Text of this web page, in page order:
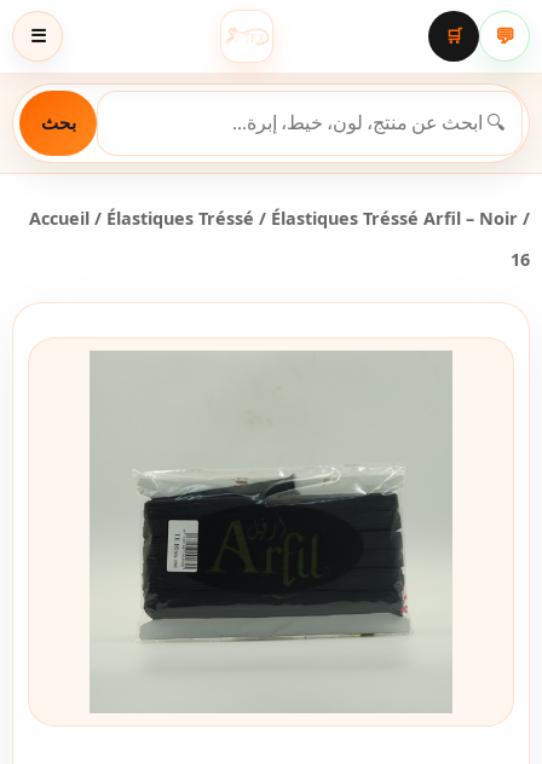
☰ 💬
🛒
بحث
Accueil / Élastiques Tréssé / Élastiques Tréssé Arfil – Noir /
16